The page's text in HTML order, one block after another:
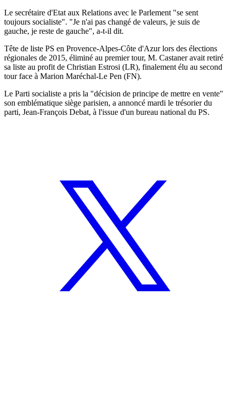
Le secrétaire d'Etat aux Relations avec le Parlement "se sent
toujours socialiste". "Je n'ai pas changé de valeurs, je suis de
gauche, je reste de gauche", a-t-il dit.
Tête de liste PS en Provence-Alpes-Côte d'Azur lors des élections
régionales de 2015, éliminé au premier tour, M. Castaner avait retiré
sa liste au profit de Christian Estrosi (LR), finalement élu au second
tour face à Marion Maréchal-Le Pen (FN).
Le Parti socialiste a pris la "décision de principe de mettre en vente"
son emblématique siège parisien, a annoncé mardi le trésorier du
parti, Jean-François Debat, à l'issue d'un bureau national du PS.